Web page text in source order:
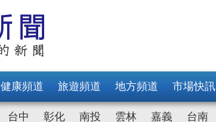
健康頻道 旅遊頻道 地方頻道 市場快訊
台中 彰化 南投 雲林 嘉義 台南